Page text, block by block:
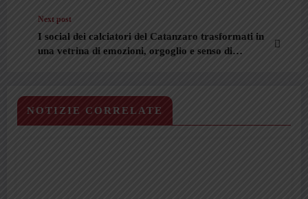
Next post
I social dei calciatori del Catanzaro trasformati in
una vetrina di emozioni, orgoglio e senso di
NOTIZIE CORRELATE